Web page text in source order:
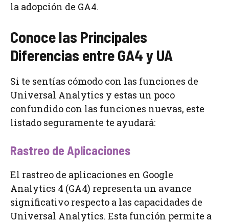
la adopción de GA4.
Conoce las Principales
Diferencias entre GA4 y UA
Si te sentías cómodo con las funciones de
Universal Analytics y estas un poco
confundido con las funciones nuevas, este
listado seguramente te ayudará:
Rastreo de Aplicaciones
El rastreo de aplicaciones en Google
Analytics 4 (GA4) representa un avance
significativo respecto a las capacidades de
Universal Analytics. Esta función permite a